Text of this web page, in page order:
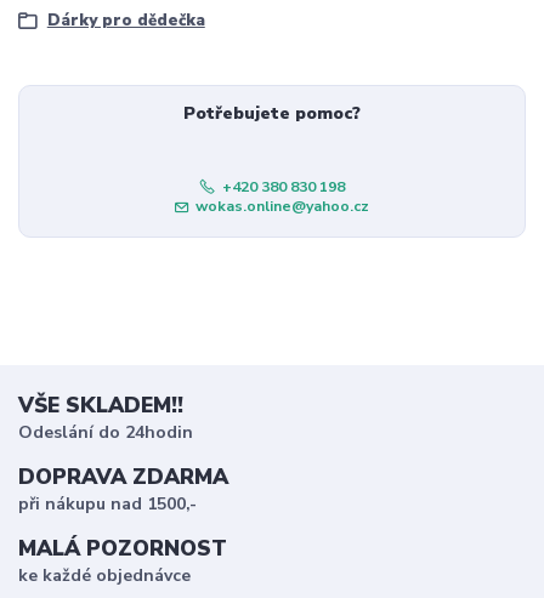
Dárky pro dědečka
Potřebujete pomoc?
+420 380 830 198
wokas.online@yahoo.cz
VŠE SKLADEM!!
Odeslání do 24hodin
DOPRAVA ZDARMA
při nákupu nad 1500,-
MALÁ POZORNOST
ke každé objednávce